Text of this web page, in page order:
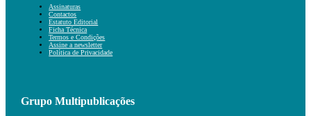
Assinaturas
Contactos
Estatuto Editorial
Ficha Técnica
Termos e Condições
Assine a newsletter
Política de Privacidade
Grupo Multipublicações